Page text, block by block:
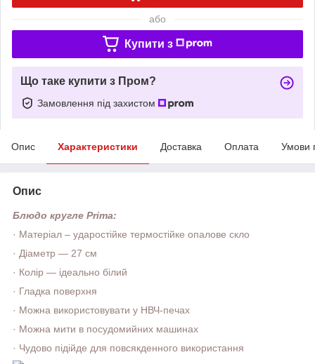
або
Купити з
Що таке купити з Пром?
Замовлення під захистом
Опис Характеристики Доставка Оплата Умови
Опис
Блюдо кругле Prima:
· Матеріал – ударостійке термостійке опалове скло
· Діаметр — 27 см
· Колір — ідеально білий
· Гладка поверхня
· Можна використовувати у НВЧ-печах
· Можна мити в посудомийних машинах
· Чудово підійде для повсякденного використання